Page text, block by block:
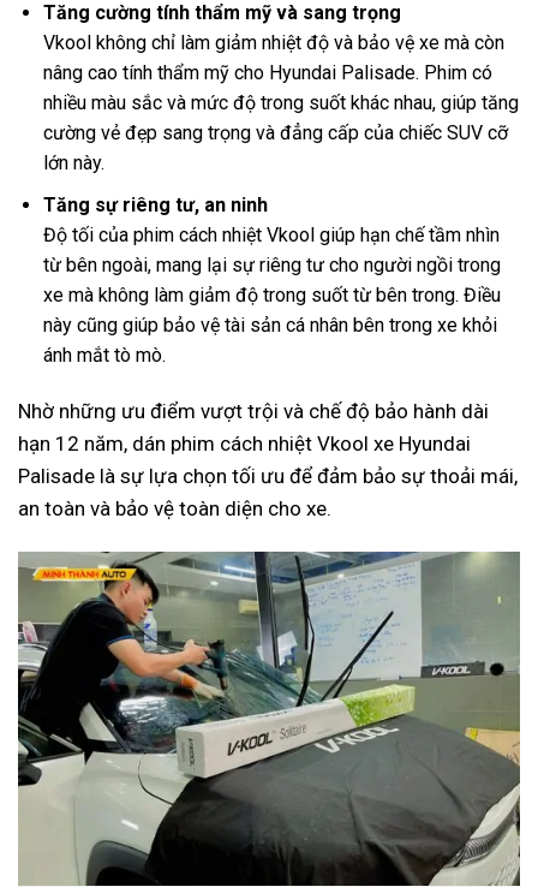
Tăng cường tính thẩm mỹ và sang trọng
Vkool không chỉ làm giảm nhiệt độ và bảo vệ xe mà còn
nâng cao tính thẩm mỹ cho Hyundai Palisade. Phim có
nhiều màu sắc và mức độ trong suốt khác nhau, giúp tăng
cường vẻ đẹp sang trọng và đẳng cấp của chiếc SUV cỡ
lớn này.
Tăng sự riêng tư, an ninh
Độ tối của phim cách nhiệt Vkool giúp hạn chế tầm nhìn
từ bên ngoài, mang lại sự riêng tư cho người ngồi trong
xe mà không làm giảm độ trong suốt từ bên trong. Điều
này cũng giúp bảo vệ tài sản cá nhân bên trong xe khỏi
ánh mắt tò mò.
Nhờ những ưu điểm vượt trội và chế độ bảo hành dài
hạn 12 năm, dán phim cách nhiệt Vkool xe Hyundai
Palisade là sự lựa chọn tối ưu để đảm bảo sự thoải mái,
an toàn và bảo vệ toàn diện cho xe.